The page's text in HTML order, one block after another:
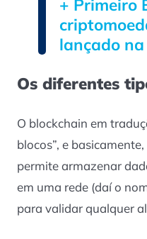
+ Primeiro
lançado
Os diferentes
O blockchain em
blocos”, e
permite armazenar
em uma rede (daí o
para validar qualquer